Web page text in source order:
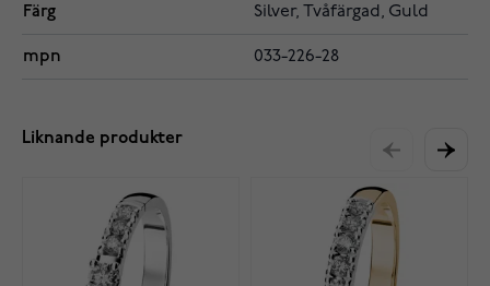
Färg Silver, Tvåfärgad, Guld
mpn 033-226-28
Liknande produkter